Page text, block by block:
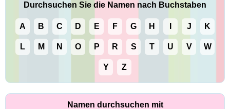
Durchsuchen Sie die Namen nach Buchstaben
A B C D E F G H J K
L M N O P R S T U V W
Y Z
Namen durchsuchen mit